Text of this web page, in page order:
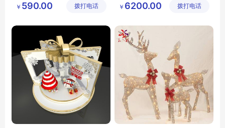
圣诞节灯饰
艺有限公
￥ 590.00 拨打电话
圣诞工厂 圣诞节装饰
艺有限公
￥ 6200.00 拨打电话